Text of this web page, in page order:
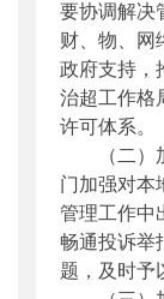
要协调解决
财、物、网
政府支持，
治超工作格
许可体系。
（二）加
门加强对本
管理工作中
畅通投诉举
题，及时予